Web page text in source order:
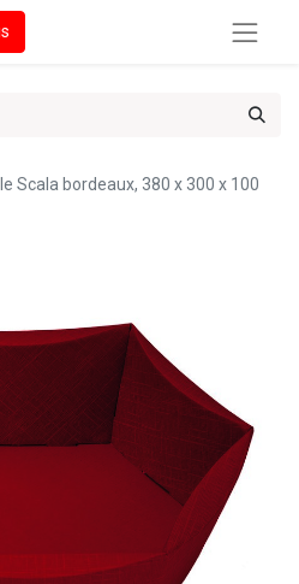
Scala bordeaux, 380 x 300 x 100